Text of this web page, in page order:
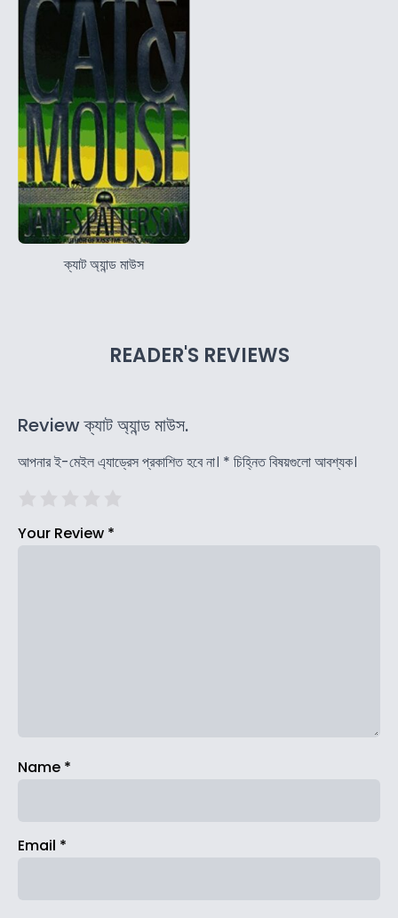
ক্যাট অ্যান্ড মাউস
READER'S REVIEWS
Review ক্যাট অ্যান্ড মাউস.
আপনার ই-মেইল এ্যাড্রেস প্রকাশিত হবে না। * চিহ্নিত বিষয়গুলো আবশ্যক।
Your Review *
Name *
Email *